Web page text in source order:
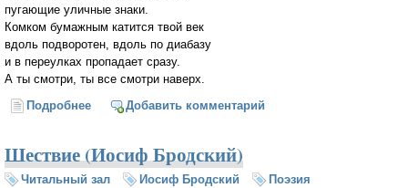
пугающие уличные знаки.
Комком бумажным катится твой век
вдоль подворотен, вдоль по диабазу
и в переулках пропадает сразу.
А ты смотри, ты все смотри наверх.
Подробнее о Романс Усталого Человека
Добавить комментарий
Шествие (Иосиф Бродский)
Читальный зал Иосиф Бродский
Поэзия